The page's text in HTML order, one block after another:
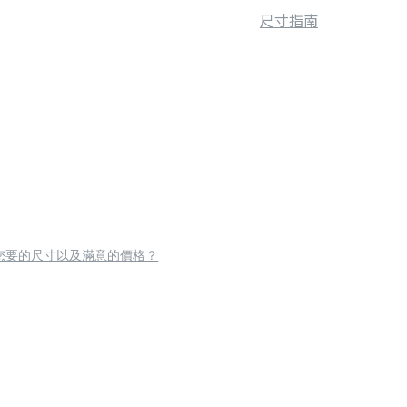
尺寸指南
要的尺寸以及滿意的價格？